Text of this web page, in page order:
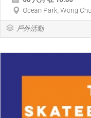
Ocean Park, ‎Wong
戶外活動